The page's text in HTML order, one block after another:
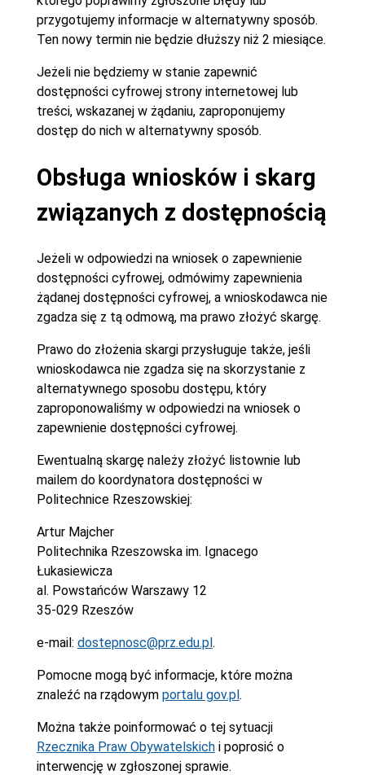
przygotujemy informacje w alternatywny sposób.
Ten nowy termin nie będzie dłuższy niż 2 miesiące.
Jeżeli nie będziemy w stanie zapewnić
dostępności cyfrowej strony internetowej lub
treści, wskazanej w żądaniu, zaproponujemy
dostęp do nich w alternatywny sposób.
Obsługa wniosków i skarg
związanych z dostępnością
Jeżeli w odpowiedzi na wniosek o zapewnienie
dostępności cyfrowej, odmówimy zapewnienia
żądanej dostępności cyfrowej, a wnioskodawca nie
zgadza się z tą odmową, ma prawo złożyć skargę.
Prawo do złożenia skargi przysługuje także, jeśli
wnioskodawca nie zgadza się na skorzystanie z
alternatywnego sposobu dostępu, który
zaproponowaliśmy w odpowiedzi na wniosek o
zapewnienie dostępności cyfrowej.
Ewentualną skargę należy złożyć listownie lub
mailem do koordynatora dostępności w
Politechnice Rzeszowskiej:
Artur Majcher
Politechnika Rzeszowska im. Ignacego
Łukasiewicza
al. Powstańców Warszawy 12
35-029 Rzeszów
e-mail: dostepnosc@prz.edu.pl .
Pomocne mogą być informacje, które można
znaleźć na rządowym portalu gov.pl .
Można także poinformować o tej sytuacji
Rzecznika Praw Obywatelskichi poprosić o
interwencję w zgłoszonej sprawie.